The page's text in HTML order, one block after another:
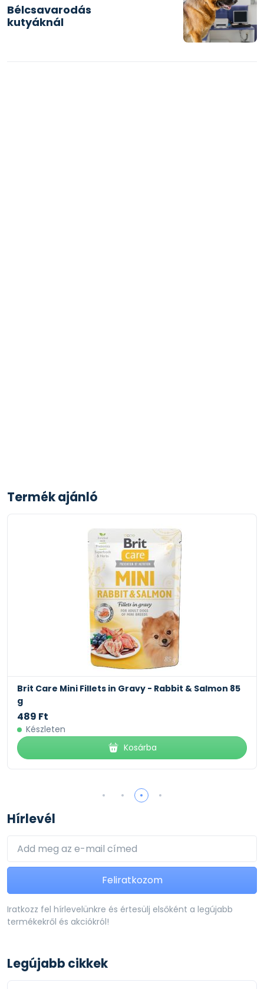
Bélcsavarodás
kutyáknál
Termék ajánló
Brit Care Mini Fillets in Gravy - Rabbit & Salmon 85
g
489 Ft
Készleten
Kosárba
Hírlevél
Feliratkozom
Iratkozz fel hírlevelünkre és értesülj elsőként a legújabb
termékekről és akciókról!
Legújabb cikkek